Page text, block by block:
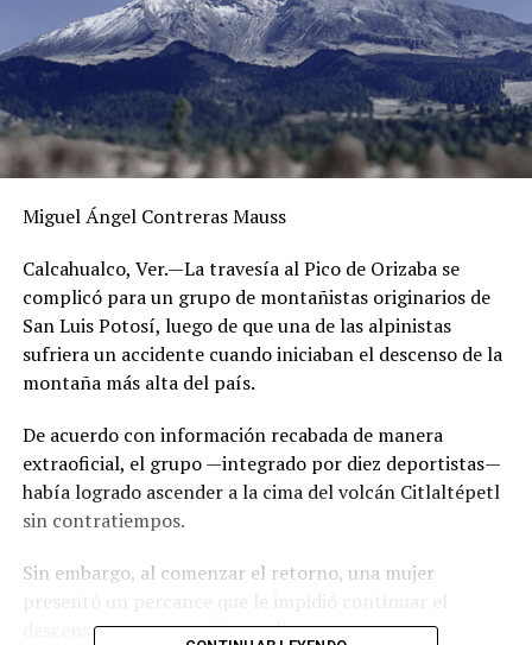
Miguel Ángel Contreras Mauss
Calcahualco, Ver.—La travesía al Pico de Orizaba se
complicó para un grupo de montañistas originarios de
San Luis Potosí, luego de que una de las alpinistas
sufriera un accidente cuando iniciaban el descenso de la
montaña más alta del país.
De acuerdo con información recabada de manera
extraoficial, el grupo —integrado por diez deportistas—
había logrado ascender a la cima del volcán Citlaltépetl
sin contratiempos.
Sin embargo, al comenzar el retorno, una mujer
presentó un percance que le impidió continuar el
descenso por sus propios medios.